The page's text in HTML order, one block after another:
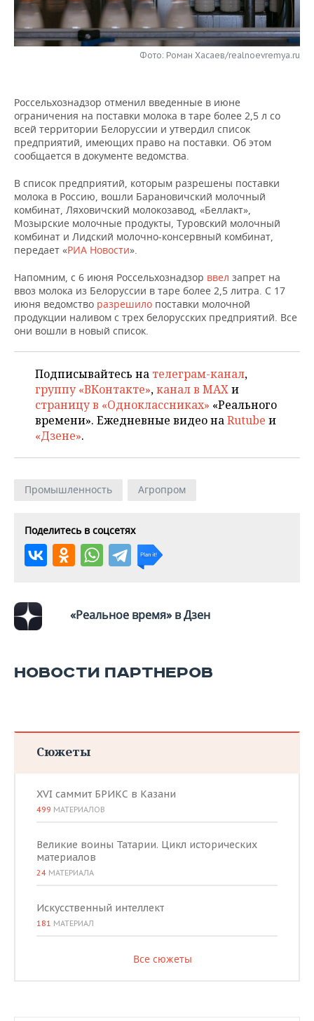
НЕФТЕХИМИЯ
НЕФТЬ
ЭНЕРГЕТИКА
РОЗНИЧНАЯ ТОРГОВЛЯ
НОВОСТИ ТЕХНОЛОГИЙ
ТЕЛЕКОММУНИКАЦИИ
МЕРОПРИЯТИЯ
НОВОСТИ МЕРОПРИЯТИЙ
БИЗНЕС-БРАНЧИ
ONLINE-КОНФЕРЕНЦИИ
ОТКРЫТАЯ ЛЕКЦИЯ
ФУТБОЛ
ХОККЕЙ
БАСКЕТБОЛ
ВОЛЕЙБОЛ
КИБЕРСПОРТ
ФИГУРНОЕ КАТАНИЕ
ВОДНЫЕ ВИДЫ СПОРТА
ХОККЕЙ С МЯЧОМ
НОВОСТИ ОБЩЕСТВА
ВЛАСТЬ
ИНФРАСТРУКТУРА
ИСТОРИЯ
КУЛЬТУРА
МЕДИЦИНА
ОБРАЗОВАНИЕ
ПРОИСШЕСТВИЯ
ФОТОГАЛЕРЕЯ
СЮЖЕТЫ
СПРАВОЧНИК
СПИСОК ПЕРСОН
СПИСОК КОМПАНИЙ
ПОЛНАЯ ВЕРСИЯ
Фото: Роман Хасаев/realnoevremya.ru
Россельхознадзор отменил введенные в июне
ограничения на поставки молока в таре более 2,5 л со
всей территории Белоруссии и утвердил список
предприятий, имеющих право на поставки. Об этом
сообщается в документе ведомства.
В список предприятий, которым разрешены поставки
молока в Россию, вошли Барановичский молочный
комбинат, Ляховичский молокозавод, «Беллакт»,
Мозырские молочные продукты, Туровский молочный
комбинат и Лидский молочно-консервный комбинат,
передает «РИА Новости».
Напомним, с 6 июня Россельхознадзор ввел запрет на
ввоз молока из Белоруссии в таре более 2,5 литра. С 17
июня ведомство разрешило поставки молочной
продукции наливом с трех белорусских предприятий. Все
они вошли в новый список.
Подписывайтесь на телеграм-канал,
группу «ВКонтакте»,канал в MAXи
страницу в «Одноклассниках» «Реального
времени». Ежедневные видео наRutube и
«Дзене».
Промышленность Агропром
Поделитесь в соцсетях
«Реальное время» в Дзен
НОВОСТИ ПАРТНЕРОВ
Сюжеты
XVI саммит БРИКС в Казани
499 МАТЕРИАЛОВ
Великие воины Татарии. Цикл исторических
материалов
24 МАТЕРИАЛА
Искусственный интеллект
181 МАТЕРИАЛ
Все сюжеты